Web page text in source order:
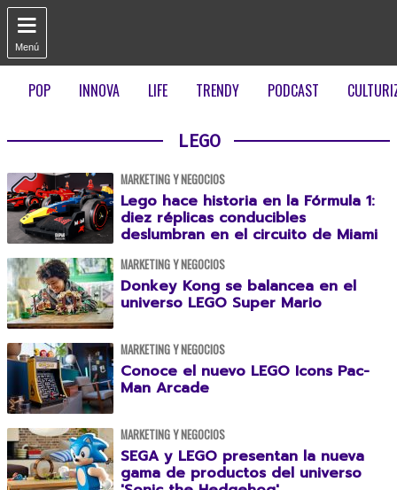

Menú
POP INNOVA LIFE TRENDY PODCAST
LEGO
MARKETING Y NEGOCIOS
Lego hace historia en la Fórmula 1:
diez réplicas conducibles
deslumbran en el circuito de Miami
MARKETING Y NEGOCIOS
Donkey Kong se balancea en el
universo LEGO Super Mario
MARKETING Y NEGOCIOS
Conoce el nuevo LEGO Icons Pac-
Man Arcade
MARKETING Y NEGOCIOS
SEGA y LEGO presentan la nueva
gama de productos del universo